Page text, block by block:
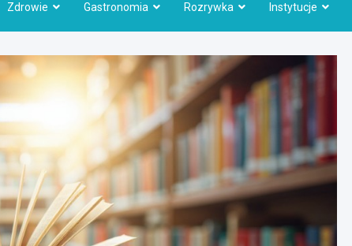
Zdrowie Gastronomia Rozrywka Instytucje